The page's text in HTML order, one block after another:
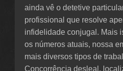
ainda vê o detetive
profissional que resolve
infidelidade conjugal. Mais
os números atuais, nossa
mais diversos tipos de
Concorrência desleal,